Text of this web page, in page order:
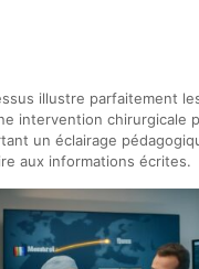
illustre parfaitement
intervention chirurgicale
un éclairage
aux informations écrites.